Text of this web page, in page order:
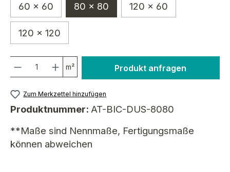
60 x 60
80 x 80 120 x 60
120 x 120
Anzahl m² Produkt anfragen
Zum Merkzettel hinzufügen
Produktnummer: AT-BIC-DUS-8080
**Maße sind Nennmaße, Fertigungsmaße
können abweichen